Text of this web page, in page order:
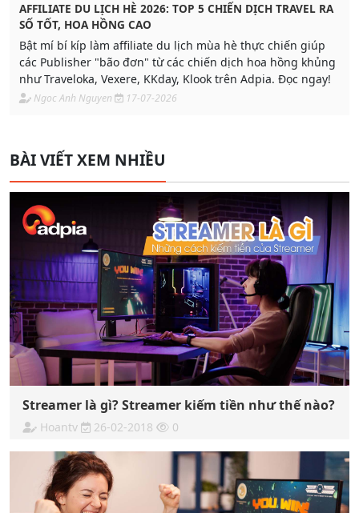
AFFILIATE DU LỊCH HÈ 2026: TOP 5 CHIẾN DỊCH TRAVEL RA
SỐ TỐT, HOA HỒNG CAO
Bật mí bí kíp làm affiliate du lịch mùa hè thực chiến giúp
các Publisher "bão đơn" từ các chiến dịch hoa hồng khủng
như Traveloka, Vexere, KKday, Klook trên Adpia. Đọc ngay!
Ngoc Anh Nguyen 17-07-2026
BÀI VIẾT XEM NHIỀU
Streamer là gì? Streamer kiếm tiền như thế nào?
Hoantv 26-02-2018 0